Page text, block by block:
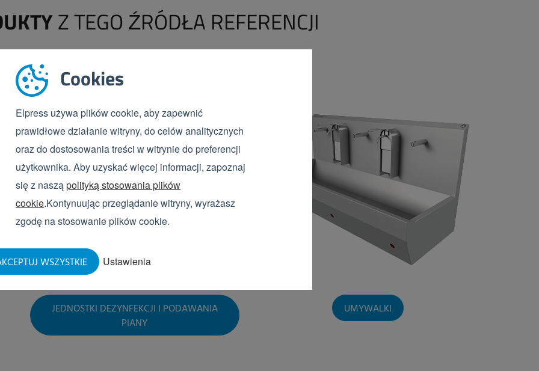
Cookies
Elpress używa plików cookie, aby zapewnić
prawidłowe działanie witryny, do celów analitycznych
oraz do dostosowania treści w witrynie do preferencji
użytkownika. Aby uzyskać więcej informacji, zapoznaj
się z nasząpolityką stosowania plików
cookie.Kontynuując przeglądanie witryny, wyrażasz
zgodę na stosowanie plików cookie.
Ustawienia
WSZYSTKIE
Z TEGO ŹRÓDŁA REFERENCJI
JEDNOSTKI DEZYNFEKCJI I PODAWANIA
PIANY
UMYWALKI